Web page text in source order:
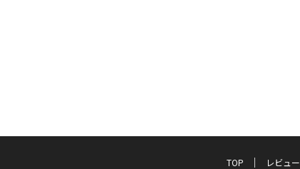
TOP レビュー